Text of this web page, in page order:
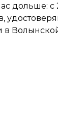
дольше:
в